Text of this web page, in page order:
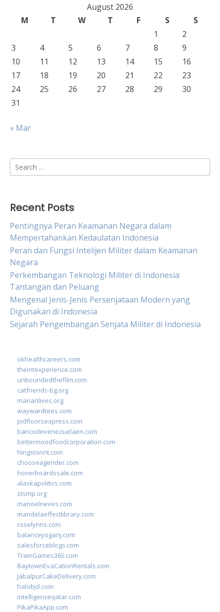
August 2026
M
T W T F S
S
1
2
3
4 5 6 7 8
9
10
11 12 13 14 15
16
17
18 19 20 21 22
23
24
25 26 27 28 29
30
31
« Mar
Search
for:
Recent Posts
Pentingnya Peran Keamanan Negara dalam
Mempertahankan Kedaulatan Indonesia
Peran dan Fungsi Intelijen Militer dalam Keamanan
Negara
Perkembangan Teknologi Militer di Indonesia:
Tantangan dan Peluang
Mengenal Jenis-Jenis Persenjataan Modern yang
Digunakan di Indonesia
Sejarah Pengembangan Senjata Militer di Indonesia
okhealthcareers.com
theintexperience.com
unboundedthefilm.com
catfriends-bg.org
marianlives.org
waywardtees.com
pidfloorsexpress.com
bancodevenezuelaen.com
bettermoodfoodcorporation.com
hingstonnt.com
chooseagender.com
hoverboardssale.com
alaskapolitics.com
stsmp.org
manoelneves.com
mandelaeffectlibrary.com
roselynns.com
balanceyoganj.com
salesforceblogs.com
TrainGames365.com
BaytownEvaCationRentals.com
JabalpurCakeDelivery.com
halobjd.com
intelligenceqatar.com
PikaPikaApp.com